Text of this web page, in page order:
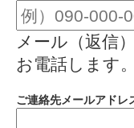
メール（返信
お電話します。
ご連絡先メールアドレ